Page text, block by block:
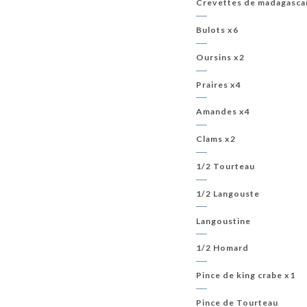
Crevettes de
Bulots x6
Oursins x2
Praires x4
Amandes x4
Clams x2
1/2 Tourteau
1/2 Langouste
Langoustine
1/2 Homard
Pince de king crabe x1
Pince de Tourteau